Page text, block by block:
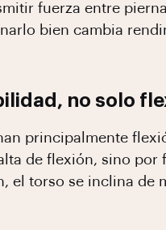
fuerza entre
bien cambia
no solo
principalmente
de flexión, sino
el torso se inclina de